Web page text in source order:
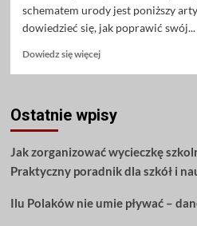
schematem urody jest poniższy
dowiedzieć się, jak poprawić swój...
Dowiedz się więcejDowiedz
Chcesz
więcej
w
swoim
Czytaj
Ostatnie wpisy
Jak zorganizować wycieczkę
Praktyczny poradnik dla szkół i
Ilu Polaków nie umie pływać –